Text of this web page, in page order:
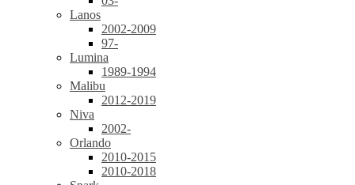
Lanos
2002-2009
97-
Lumina
1989-1994
Malibu
2012-2019
Niva
2002-
Orlando
2010-2015
2010-2018